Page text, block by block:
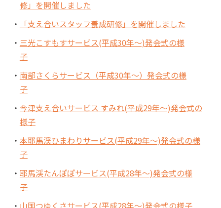
修」を開催しました
「支え合いスタッフ養成研修」を開催しました
三光こすもすサービス(平成30年～)発会式の様
子
南部さくらサービス（平成30年～）発会式の様
子
今津支え合いサービス すみれ(平成29年～)発会式の
様子
本耶馬渓ひまわりサービス(平成29年～)発会式の様
子
耶馬渓たんぽぽサービス(平成28年～)発会式の様
子
山国つゆくさサービス(平成28年～)発会式の様子